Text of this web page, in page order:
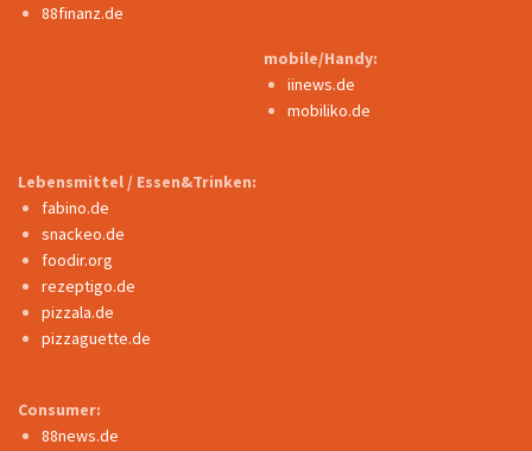
88finanz.de
mobile/Handy:
iinews.de
mobiliko.de
Lebensmittel / Essen&Trinken:
fabino.de
snackeo.de
foodir.org
rezeptigo.de
pizzala.de
pizzaguette.de
Consumer:
88news.de